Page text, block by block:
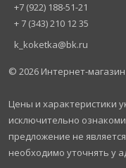
+7 (922) 188-51-21
+ 7 (343) 210 12 35
k_koketka@bk.ru
© 2026 Интернет-
Цены и характеристики
исключительно
предложение не
необходимо уточнять у